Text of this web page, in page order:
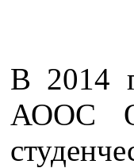
В 2014
АООС